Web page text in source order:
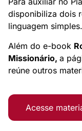
disponibiliza dois
linguagem simples.
Além do e-book
Missionário, a
reúne outros
Acesse